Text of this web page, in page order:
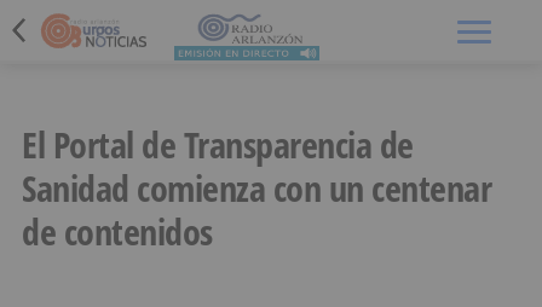
El Portal de Transparencia de
Sanidad comienza con un centenar
de contenidos